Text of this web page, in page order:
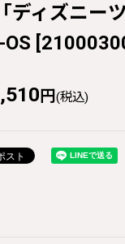
ディズニー
[
円 (税込)